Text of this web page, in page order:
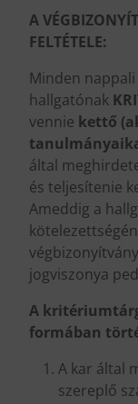
A
FELTÉTELE:
Minden
hallgatónak
vennie kettő
által
és teljesítenie
Ameddig a
jogviszonya
A
formában
A kar által
szereplő